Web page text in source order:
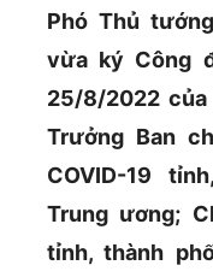
Phó Thủ
vừa ký Công
25/8/2022
Trưởng Ban
COVID-19
Trung ương;
tỉnh, thành